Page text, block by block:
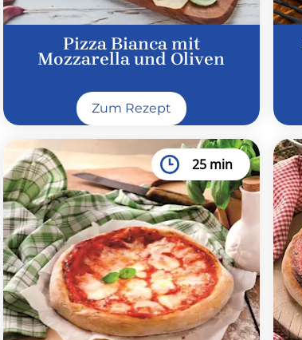
Pizza Bianca mit
Mozzarella und Oliven
Zum Rezept
25 min